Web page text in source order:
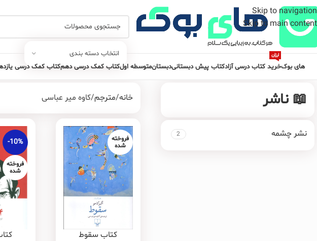
Skip to navigation
Skip to main content
انتخاب دسته بندی
های بوکخرید کتاب درسی آزاد
ارزان
کتاب پیش دبستانیدبستانمتوسطه اولکتاب کمک درسی دهمکتاب کمک درسی
📖 ناشر
نشر چشمه 2
خانه مترجم کاوه میر عباسی
فروخته
شده
کتاب سقوط
-10%
فروخته
شده
کتاب